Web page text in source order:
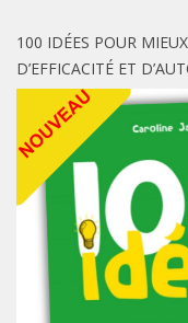
100 IDÉES POUR
D’EFFICACITÉ ET